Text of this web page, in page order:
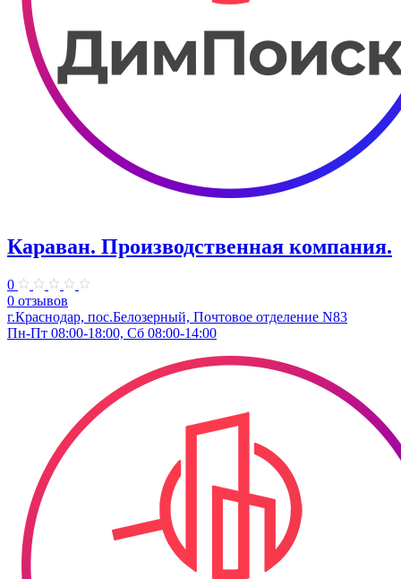
Караван. Производственная компания.
0
0 отзывов
г.Краснодар, пос.Белозерный, Почтовое отделение N83
Пн-Пт 08:00-18:00, Сб 08:00-14:00